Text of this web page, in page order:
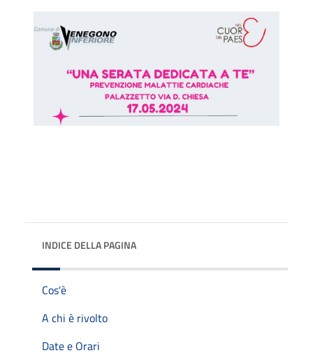
INDICE DELLA PAGINA
Cos'è
A chi è rivolto
Date e Orari